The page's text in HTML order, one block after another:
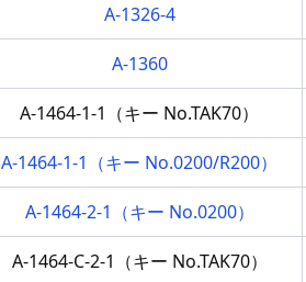
A-1326-4
A-1360
A-1464-1-1（キー No.TAK70）
A-1464-1-1（キー No.0200/R200）
A-1464-2-1（キー No.0200）
A-1464-C-2-1（キー No.TAK70）